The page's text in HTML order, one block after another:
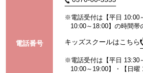
電話番号
※電話受付は【平日 10:00
10:00～18:00】の時間帯
キッズスクールはこちら
※電話受付は【平日 13:30
10:00～19:00】・【日曜